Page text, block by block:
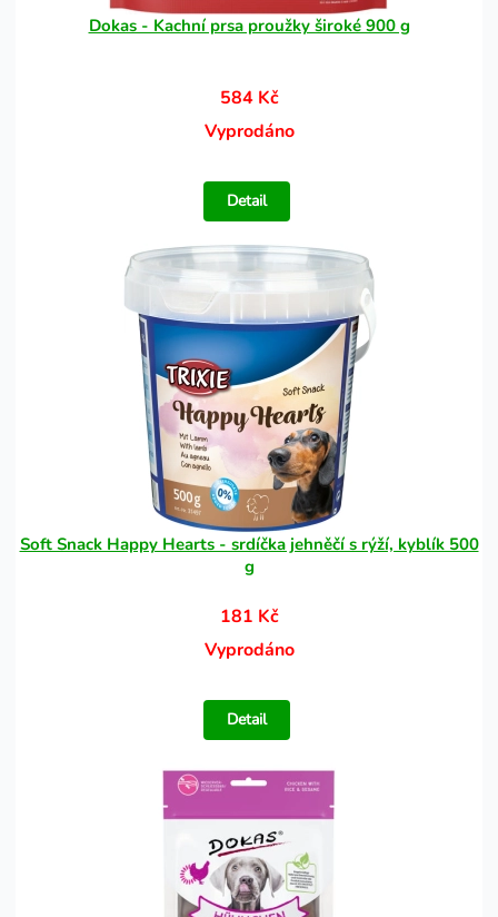
Dokas - Kachní prsa proužky široké 900 g
584 Kč
Vyprodáno
Detail
Soft Snack Happy Hearts - srdíčka jehněčí s rýží, kyblík 500
g
181 Kč
Vyprodáno
Detail